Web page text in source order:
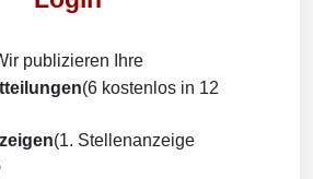
publizieren Ihre
(6 kostenlos in 12
(1. Stellenanzeige